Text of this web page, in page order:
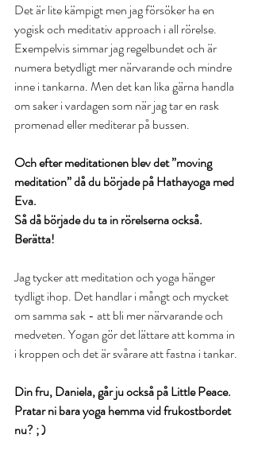
Det är lite kämpigt men jag försöker ha en
yogisk och meditativ approach i all rörelse.
Exempelvis simmar jag regelbundet och är
numera betydligt mer närvarande och mindre
inne i tankarna. Men det kan lika gärna handla
om saker i vardagen som när jag tar en rask
promenad eller mediterar på bussen.
Och efter meditationen blev det ”moving
meditation” då du började på Hathayoga med
Eva.
Så då började du ta in rörelserna också.
Berätta!
Jag tycker att meditation och yoga hänger
tydligt ihop. Det handlar i mångt och mycket
om samma sak - att bli mer närvarande och
medveten. Yogan gör det lättare att komma in
i kroppen och det är svårare att fastna i tankar.
Din fru, Daniela, går ju också på Little Peace.
Pratar ni bara yoga hemma vid frukostbordet
nu? ; )